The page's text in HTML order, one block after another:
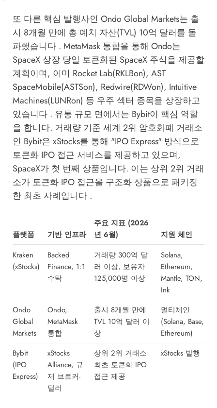
또 다른 핵심 발행사인 Ondo Global Markets는 출
시 8개월 만에 총 예치 자산(TVL) 10억 달러를 돌
파했습니다 . MetaMask 통합을 통해 Ondo는
SpaceX 상장 당일 토큰화된 SpaceX 주식을 제공할
계획이며, 이미 Rocket Lab(RKLBon), AST
SpaceMobile(ASTSon), Redwire(RDWon), Intuitive
Machines(LUNRon) 등 우주 섹터 종목을 상장하고
있습니다 . 유통 규모 면에서는 Bybit이 핵심 역할
을 합니다. 거래량 기준 세계 2위 암호화폐 거래소
인 Bybit은 xStocks를 통해 "IPO Express" 방식으로
토큰화 IPO 접근 서비스를 제공하고 있으며,
SpaceX가 첫 번째 상품입니다. 이는 상위 2위 거래
소가 토큰화 IPO 접근을 구조화 상품으로 패키징
한 최초 사례입니다 .
플랫폼 기반 인프라
주요 지표 (2026
년 6월)
지원 체인
Kraken
(xStocks)
Backed
Finance, 1:1
수탁
거래량 300억 달
러 이상, 보유자
125,000명 이상
Solana,
Ethereum,
Mantle, TON,
Ink
Ondo
Global
Markets
Ondo,
MetaMask
통합
출시 8개월 만에
TVL 10억 달러 이
상
멀티체인
(Solana, Base,
Ethereum)
Bybit
(IPO
Express)
xStocks
Alliance, 규
제 브로커-
딜러
상위 2위 거래소
최초 토큰화 IPO
접근 제공
xStocks 발행